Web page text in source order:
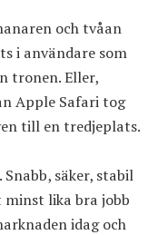
och tvåan
i användare som
tronen. Eller,
Apple Safari tog
till en tredjeplats.
säker, stabil
minst lika bra jobb
idag och